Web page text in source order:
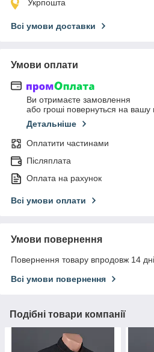
Укрпошта
Всі умови доставки
Умови оплати
Ви отримаєте замовлення
або гроші повернуться на вашу
Детальніше
Оплатити частинами
Післяплата
Оплата на рахунок
Всі умови оплати
Умови повернення
Повернення товару впродовж 14
Всі умови повернення
Подібні товари компанії